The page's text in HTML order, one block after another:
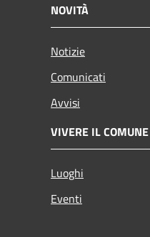
NOVITÀ
Notizie
Comunicati
Avvisi
VIVERE IL COMUNE
Luoghi
Eventi